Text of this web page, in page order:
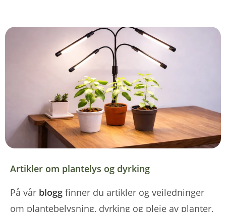
Artikler om plantelys og dyrking
På vår blogg finner du artikler og veiledninger
om plantebelysning, dyrking og pleie av planter,